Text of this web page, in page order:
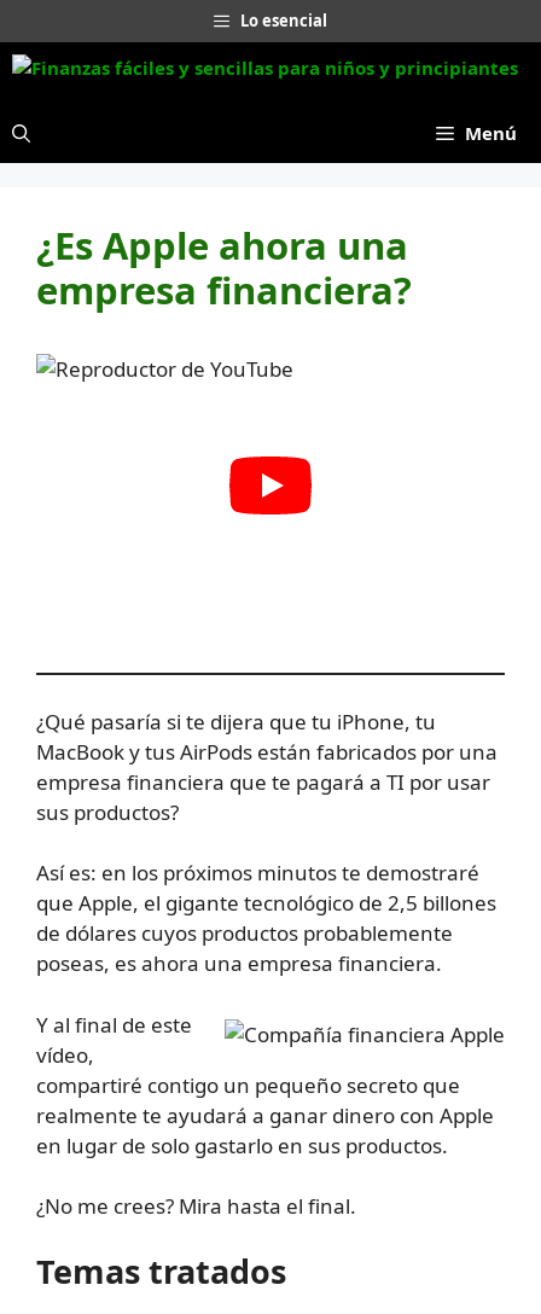
al
contenido
Lo esencial
Menú
¿Es Apple ahora una
empresa financiera?
¿Qué pasaría si te dijera que tu iPhone, tu
MacBook y tus AirPods están fabricados por una
empresa financiera que te pagará a TI por usar
sus productos?
Así es: en los próximos minutos te demostraré
que Apple, el gigante tecnológico de 2,5 billones
de dólares cuyos productos probablemente
poseas, es ahora una empresa financiera.
Y al final de este
vídeo,
compartiré contigo un pequeño secreto que
realmente te ayudará a ganar dinero con Apple
en lugar de solo gastarlo en sus productos.
¿No me crees? Mira hasta el final.
Temas tratados